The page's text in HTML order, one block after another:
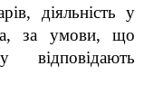
діяльність у
за умови, що
відповідають